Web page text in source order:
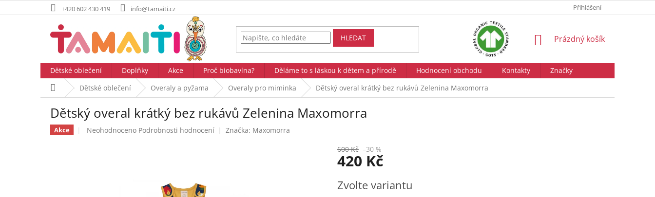
na
+420 602 430 419 info@tamaiti.cz Přihlášení
HLEDAT
NÁKUPNÍ
Prázdný košík
Dětské oblečení Doplňky Akce Proč biobavlna? Děláme to s láskou k dětem a přírodě Hodnocení obchodu Kontakty
Značky
Domů Dětské oblečení Overaly a pyžama Overaly pro miminka Dětský overal krátký bez rukávů Zelenina Maxomorra
Dětský overal krátký bez rukávů Zelenina Maxomorra
Akce
Průměrné
Neohodnoceno Podrobnosti hodnocení Značka: Maxomorra
600 Kč –30 %
420 Kč
cena:
Zvolte variantu